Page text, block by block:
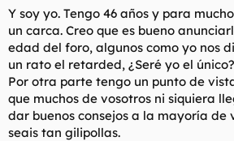
d
e
t
e
a
i
c
i
o
Y soy yo. Tengo 46 años y para
un carca. Creo que es bueno
edad del foro, algunos como yo nos
un rato el retarded, ¿Seré yo el único?
Por otra parte tengo un punto de
que muchos de vosotros ni siquiera
dar buenos consejos a la mayoría de
seais tan gilipollas.